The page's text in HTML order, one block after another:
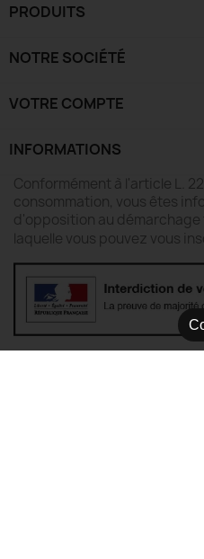
PRODUITS
NOTRE SOCIÉTÉ
VOTRE COMPTE
INFORMATIONS
Conformément à l'article L.
consommation, vous êtes
d'opposition au
laquelle vous pouvez vous